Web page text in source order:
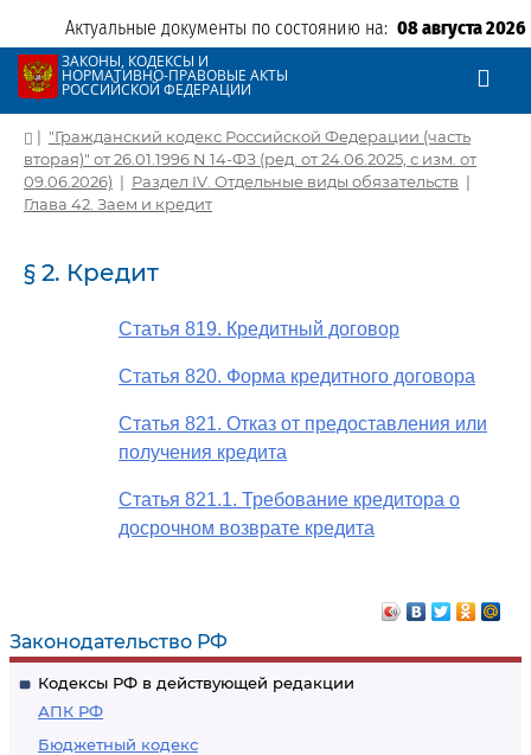
Актуальные документы по состоянию на: 08 августа 2026
ЗАКОНЫ, КОДЕКСЫ И
НОРМАТИВНО-ПРАВОВЫЕ АКТЫ
РОССИЙСКОЙ ФЕДЕРАЦИИ
Законодательство РФ
Кодексы РФ в действующей редакции
АПК РФ
Бюджетный кодекс
| "Гражданский кодекс Российской Федерации (часть
вторая)" от 26.01.1996 N 14-ФЗ (ред. от 24.06.2025, с изм. от
09.06.2026) | Раздел IV. Отдельные виды обязательств |
Глава 42. Заем и кредит
§ 2. Кредит
Статья 819. Кредитный договор
Статья 820. Форма кредитного договора
Статья 821. Отказ от предоставления или
получения кредита
Статья 821.1. Требование кредитора о
досрочном возврате кредита